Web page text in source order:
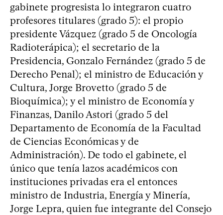
gabinete progresista lo integraron cuatro
profesores titulares (grado 5): el propio
presidente Vázquez (grado 5 de Oncología
Radioterápica); el secretario de la
Presidencia, Gonzalo Fernández (grado 5 de
Derecho Penal); el ministro de Educación y
Cultura, Jorge Brovetto (grado 5 de
Bioquímica); y el ministro de Economía y
Finanzas, Danilo Astori (grado 5 del
Departamento de Economía de la Facultad
de Ciencias Económicas y de
Administración). De todo el gabinete, el
único que tenía lazos académicos con
instituciones privadas era el entonces
ministro de Industria, Energía y Minería,
Jorge Lepra, quien fue integrante del Consejo